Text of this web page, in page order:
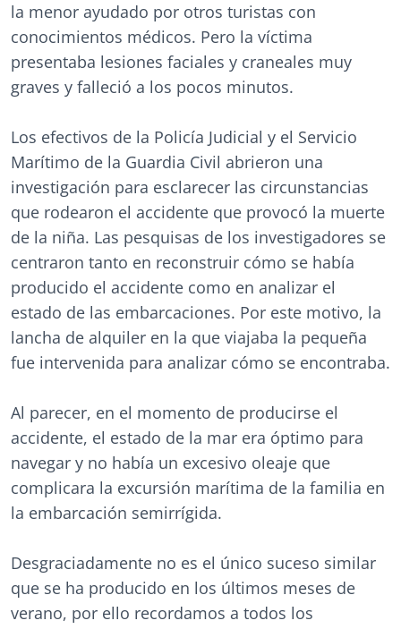
la menor ayudado por otros turistas con
conocimientos médicos. Pero la víctima
presentaba lesiones faciales y craneales muy
graves y falleció a los pocos minutos.
Los efectivos de la Policía Judicial y el Servicio
Marítimo de la Guardia Civil abrieron una
investigación para esclarecer las circunstancias
que rodearon el accidente que provocó la muerte
de la niña. Las pesquisas de los investigadores se
centraron tanto en reconstruir cómo se había
producido el accidente como en analizar el
estado de las embarcaciones. Por este motivo, la
lancha de alquiler en la que viajaba la pequeña
fue intervenida para analizar cómo se encontraba.
Al parecer, en el momento de producirse el
accidente, el estado de la mar era óptimo para
navegar y no había un excesivo oleaje que
complicara la excursión marítima de la familia en
la embarcación semirrígida.
Desgraciadamente no es el único suceso similar
que se ha producido en los últimos meses de
verano, por ello recordamos a todos los